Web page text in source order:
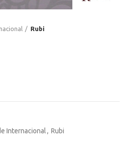
Rubi
Internacional, Rubi